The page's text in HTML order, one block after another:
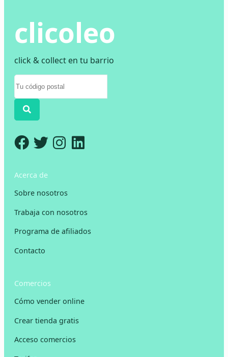
clicoleo
click & collect en tu barrio
Acerca de
Sobre nosotros
Trabaja con nosotros
Programa de afiliados
Contacto
Comercios
Cómo vender online
Crear tienda gratis
Acceso comercios